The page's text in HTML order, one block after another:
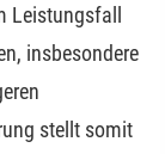
Leistungsfall
insbesondere
stellt somit